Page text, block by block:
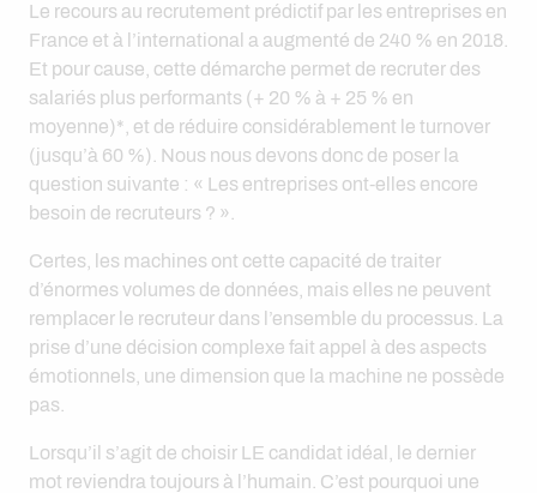
Le recours au recrutement prédictif par les entreprises en
France et à l’international a augmenté de 240 % en 2018.
Et pour cause, cette démarche permet de recruter des
salariés plus performants (+ 20 % à + 25 % en
moyenne)*, et de réduire considérablement le turnover
(jusqu’à 60 %). Nous nous devons donc de poser la
question suivante : « Les entreprises ont-elles encore
besoin de recruteurs ? ».
Certes, les machines ont cette capacité de traiter
d’énormes volumes de données, mais elles ne peuvent
remplacer le recruteur dans l’ensemble du processus. La
prise d’une décision complexe fait appel à des aspects
émotionnels, une dimension que la machine ne possède
pas.
Lorsqu’il s’agit de choisir LE candidat idéal, le dernier
mot reviendra toujours à l’humain. C’est pourquoi une